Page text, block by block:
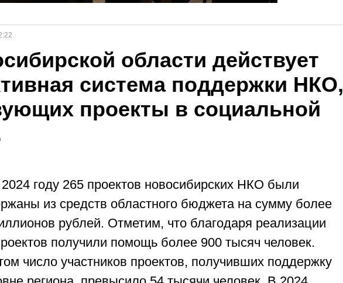
области действует
система поддержки НКО,
проекты в социальной
году 265 проектов новосибирских НКО были
из средств областного бюджета на сумму более
рублей. Отметим, что благодаря реализации
получили помощь более 900 тысяч человек.
число участников проектов, получивших поддержку